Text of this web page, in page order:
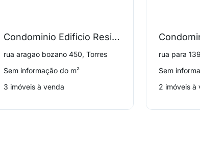
Condominio Edificio Residenziale Michelangelo
rua aragao bozano 450, Torres
Sem informação do m²
3 imóveis à venda
rua para
Sem
2 imóveis à